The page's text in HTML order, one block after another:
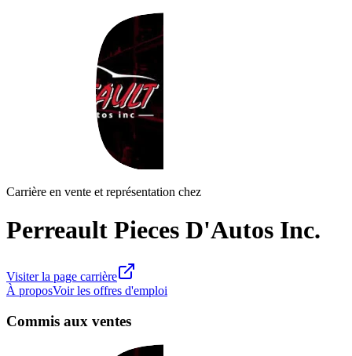
Carrière en vente et représentation chez
Perreault Pieces D'Autos Inc.
Visiter la page carrière
À proposVoir les offres d'emploi
Commis aux ventes